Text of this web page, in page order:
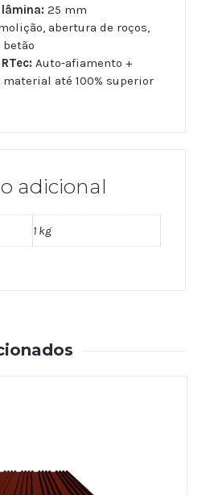
25 mm
abertura de roços,
betão
Auto‑afiamento +
material até 100% superior
adicional
1 kg